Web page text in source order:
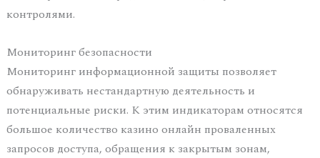
контролями.
Мониторинг безопасности
Мониторинг информационной защиты позволяет
обнаруживать нестандартную деятельность и
потенциальные риски. К этим индикаторам относятся
большое количество казино онлайн проваленных
запросов доступа, обращения к закрытым зонам,